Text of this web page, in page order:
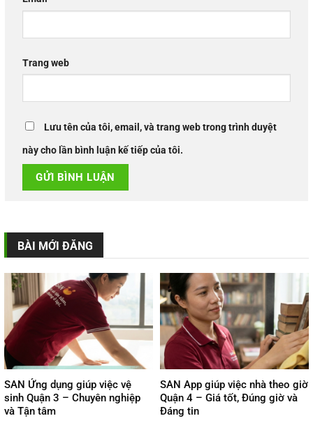
Trang web
Lưu tên của tôi, email, và trang web trong trình duyệt
này cho lần bình luận kế tiếp của tôi.
BÀI MỚI ĐĂNG
SAN Ứng dụng giúp việc vệ
sinh Quận 3 – Chuyên nghiệp
và Tận tâm
SAN App giúp việc nhà theo giờ
Quận 4 – Giá tốt, Đúng giờ và
Đáng tin